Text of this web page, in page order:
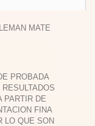
MATE
PROBADA
PARTIR DE
FINA
LO QUE SON